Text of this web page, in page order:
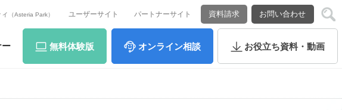
（Asteria Park） ユーザーサイト パートナーサイト 資料請求 お問い合わせ
ー 無料体験版 オンライン相談 お役立ち資料・動画